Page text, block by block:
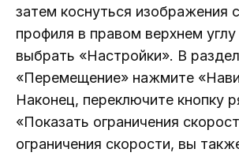
затем коснуться изображения
профиля в правом верхнем углу
выбрать «Настройки». В
«Перемещение» нажмите
Наконец, переключите кнопку
«Показать ограничения
ограничения скорости, вы